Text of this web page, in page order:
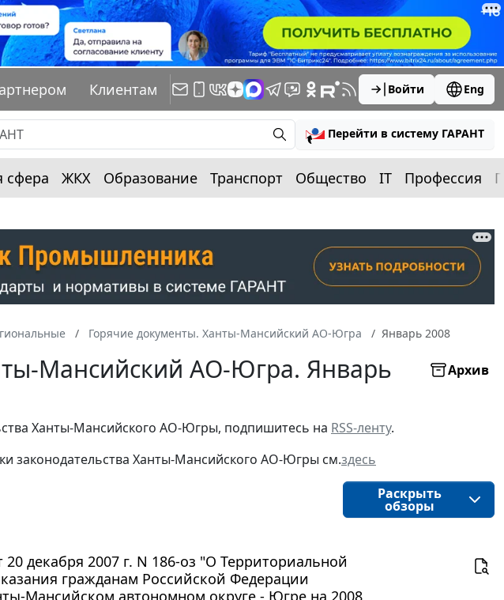
Клиентам Войти Eng
Перейти в систему ГАРАНТ
сфера ЖКХ Образование Транспорт Общество IT Профессия
Горячие документы. Ханты-Мансийский АО-Югра Январь 2008
Мансийский АО-Югра. Январь
Архив
Ханты-Мансийского АО-Югры, подпишитесь на RSS-ленту.
законодательства Ханты-Мансийского АО-Югры см.здесь
Раскрыть
обзоры
декабря 2007 г. N 186-оз "О Территориальной
гражданам Российской Федерации
Мансийском автономном округе - Югре на 2008